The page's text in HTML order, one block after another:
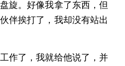
旋。好像我拿了东西，但
伴挨打了，我却没有站出
作了，我就给他说了，并